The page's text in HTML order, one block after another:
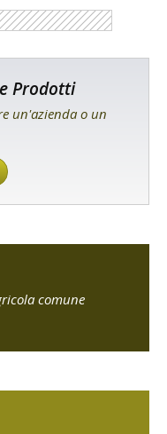
Prodotti
un'azienda o un
comune